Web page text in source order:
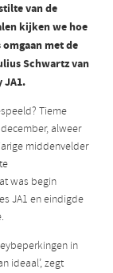
van de
kijken we hoe
met de
Schwartz van
JA1.
Tieme
alweer
middenvelder
was begin
JA1 en eindigde
in
ideaal’, zegt